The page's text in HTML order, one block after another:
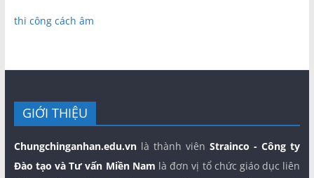
thi công cách âm
GIỚI THIỆU
Chungchinganhan.edu.vnlà thành viênStrainco - Công ty
Đào tạo và Tư vấn Miền Nam là đơn vị tổ chức giáo dục liên